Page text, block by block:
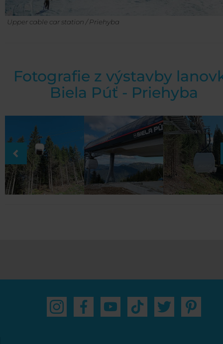
Upper cable car station / Priehyba
Fotografie z výstavby
Biela Púť - Priehyba